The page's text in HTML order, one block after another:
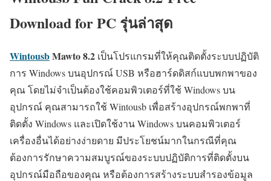
Download for PC รุ่นล่าสุด
WintousbMawto8.2 เป็นโปรแกรมที่ให้คุณติดตั้งระบบปฏิบัติ
การ Windows บนอุปกรณ์ USB หรือฮาร์ดดิสก์แบบพกพาของ
คุณ โดยไม่จำเป็นต้องใช้คอมพิวเตอร์ที่ใช้ Windows บน
อุปกรณ์ คุณสามารถใช้ Wintousb เพื่อสร้างอุปกรณ์พกพาที่
ติดตั้ง Windows และเปิดใช้งาน Windows บนคอมพิวเตอร์
เครื่องอื่นได้อย่างง่ายดาย มีประโยชน์มากในกรณีที่คุณ
ต้องการรักษาความสมบูรณ์ของระบบปฏิบัติการที่ติดตั้งบน
อุปกรณ์มือถือของคุณ หรือต้องการสร้างระบบสำรองข้อมูล